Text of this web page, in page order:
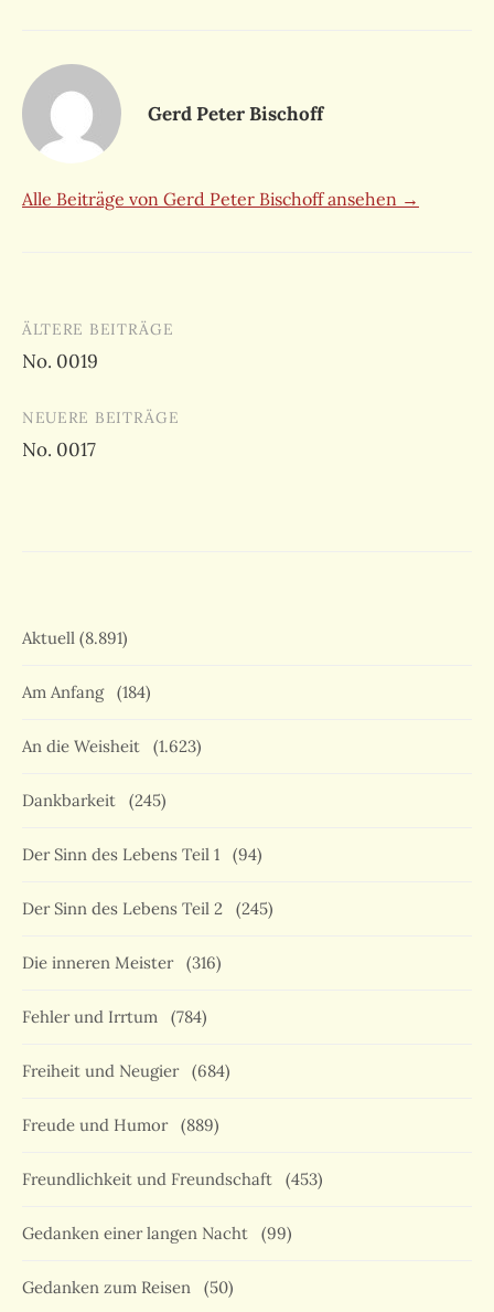
Gerd Peter Bischoff
Alle Beiträge von Gerd Peter Bischoff ansehen →
Beitragsnavigation
ÄLTERE BEITRÄGE
No. 0019
NEUERE BEITRÄGE
No. 0017
Aktuell (8.891)
Am Anfang (184)
An die Weisheit (1.623)
Dankbarkeit (245)
Der Sinn des Lebens Teil 1 (94)
Der Sinn des Lebens Teil 2 (245)
Die inneren Meister (316)
Fehler und Irrtum (784)
Freiheit und Neugier (684)
Freude und Humor (889)
Freundlichkeit und Freundschaft (453)
Gedanken einer langen Nacht (99)
Gedanken zum Reisen (50)